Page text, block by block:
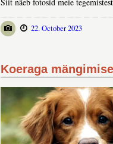
22. October 2023
Koeraga